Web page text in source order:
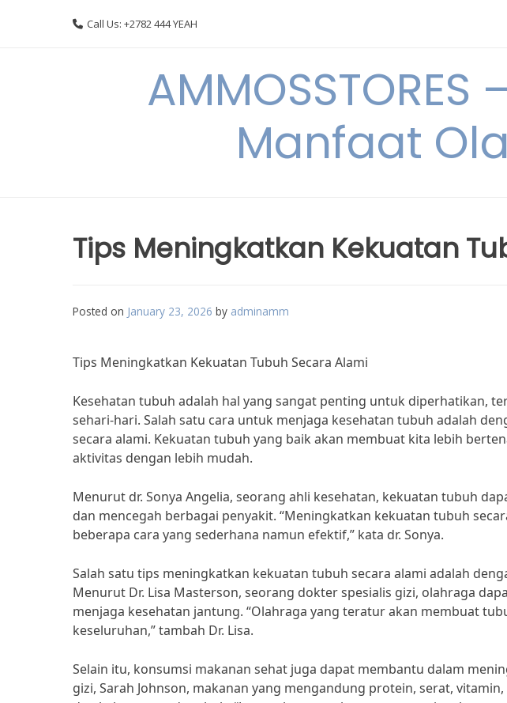
Call Us: +2782 444 YEAH
Manfaat
Tips Meningkatkan Kekuatan
Posted on January 23, 2026 by adminamm
Tips Meningkatkan Kekuatan Tubuh Secara Alami
Kesehatan tubuh adalah hal yang sangat penting untuk diperhatikan,
sehari-hari. Salah satu cara untuk menjaga kesehatan tubuh adalah
secara alami. Kekuatan tubuh yang baik akan membuat kita lebih
aktivitas dengan lebih mudah.
Menurut dr. Sonya Angelia, seorang ahli kesehatan, kekuatan tubuh
dan mencegah berbagai penyakit. “Meningkatkan kekuatan tubuh
beberapa cara yang sederhana namun efektif,” kata dr. Sonya.
Salah satu tips meningkatkan kekuatan tubuh secara alami adalah
Menurut Dr. Lisa Masterson, seorang dokter spesialis gizi, olahraga
menjaga kesehatan jantung. “Olahraga yang teratur akan membuat
keseluruhan,” tambah Dr. Lisa.
Selain itu, konsumsi makanan sehat juga dapat membantu dalam
gizi, Sarah Johnson, makanan yang mengandung protein, serat,